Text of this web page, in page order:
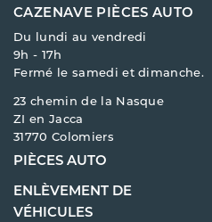
CAZENAVE PIÈCES AUTO
Du lundi au vendredi
9h - 17h
Fermé le samedi et dimanche.
23 chemin de la Nasque
ZI en Jacca
31770 Colomiers
PIÈCES AUTO
ENLÈVEMENT DE
VÉHICULES